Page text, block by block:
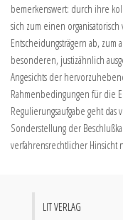
bemerkenswert: durch ihre
sich zum einen
Entscheidungsträgern ab,
besonderen, justizähnlich
Angesichts der
Rahmenbedingungen für die
Regulierungsaufgabe geht
Sonderstellung der
verfahrensrechtlicher Hinsicht
LIT VERLAG